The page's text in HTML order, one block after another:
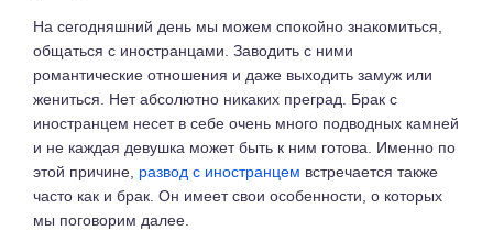
На сегодняшний день мы можем спокойно знакомиться,
общаться с иностранцами. Заводить с ними
романтические отношения и даже выходить замуж или
жениться. Нет абсолютно никаких преград. Брак с
иностранцем несет в себе очень много подводных камней
и не каждая девушка может быть к ним готова. Именно по
этой причине, развод с иностранцем встречается также
часто как и брак. Он имеет свои особенности, о которых
мы поговорим далее.